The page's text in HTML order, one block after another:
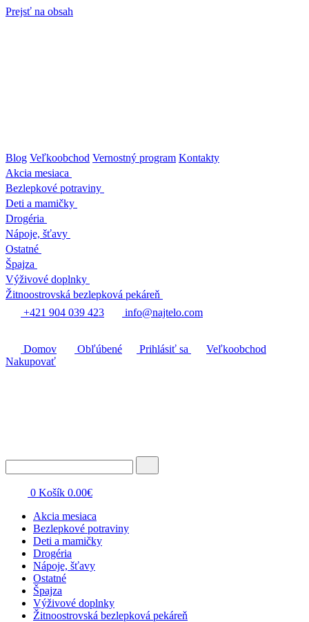
Prejsť na obsah
Blog Veľkoobchod Vernostný program Kontakty
Akcia mesiaca
Bezlepkové potraviny
Deti a mamičky
Drogéria
Nápoje, šťavy
Ostatné
Špajza
Výživové doplnky
Žitnoostrovská bezlepková pekáreň
+421 904 039 423
info@najtelo.com
Domov Obľúbené Prihlásiť sa
Veľkoobchod
Nakupovať
0 Košík 0.00€
Akcia mesiaca
Bezlepkové potraviny
Deti a mamičky
Drogéria
Nápoje, šťavy
Ostatné
Špajza
Výživové doplnky
Žitnoostrovská bezlepková pekáreň